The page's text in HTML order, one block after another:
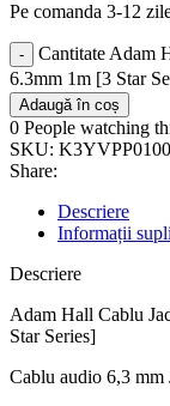
Pe comanda 3-12
Cantitate Adam
6.3mm 1m [3 Star
Adaugă în coș
0 People watching
SKU: K3YVPP0100
Share:
Descriere
Informații
Descriere
Adam Hall Cablu
Star Series]
Cablu audio 6,3 mm